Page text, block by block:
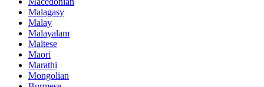
Malagasy
Malay
Malayalam
Maltese
Maori
Marathi
Mongolian